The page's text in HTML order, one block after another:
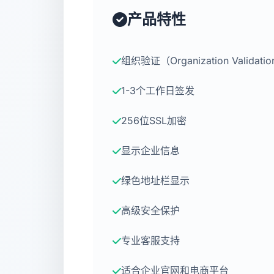
产品特性
组织验证（Organization
1-3个工作日签发
256位SSL加密
显示企业信息
绿色地址栏显示
高级安全保护
专业客服支持
适合企业官网和电商平台